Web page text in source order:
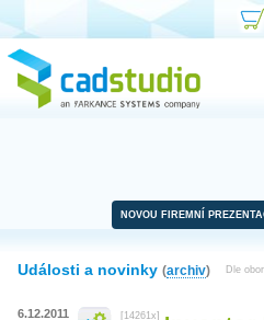
NOVOU FIREMNÍ
Dle
Události a novinky (archiv)
6.12.2011 [14261x]